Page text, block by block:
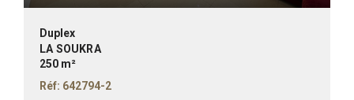
Duplex
LA SOUKRA
250 m²
Réf: 642794-2